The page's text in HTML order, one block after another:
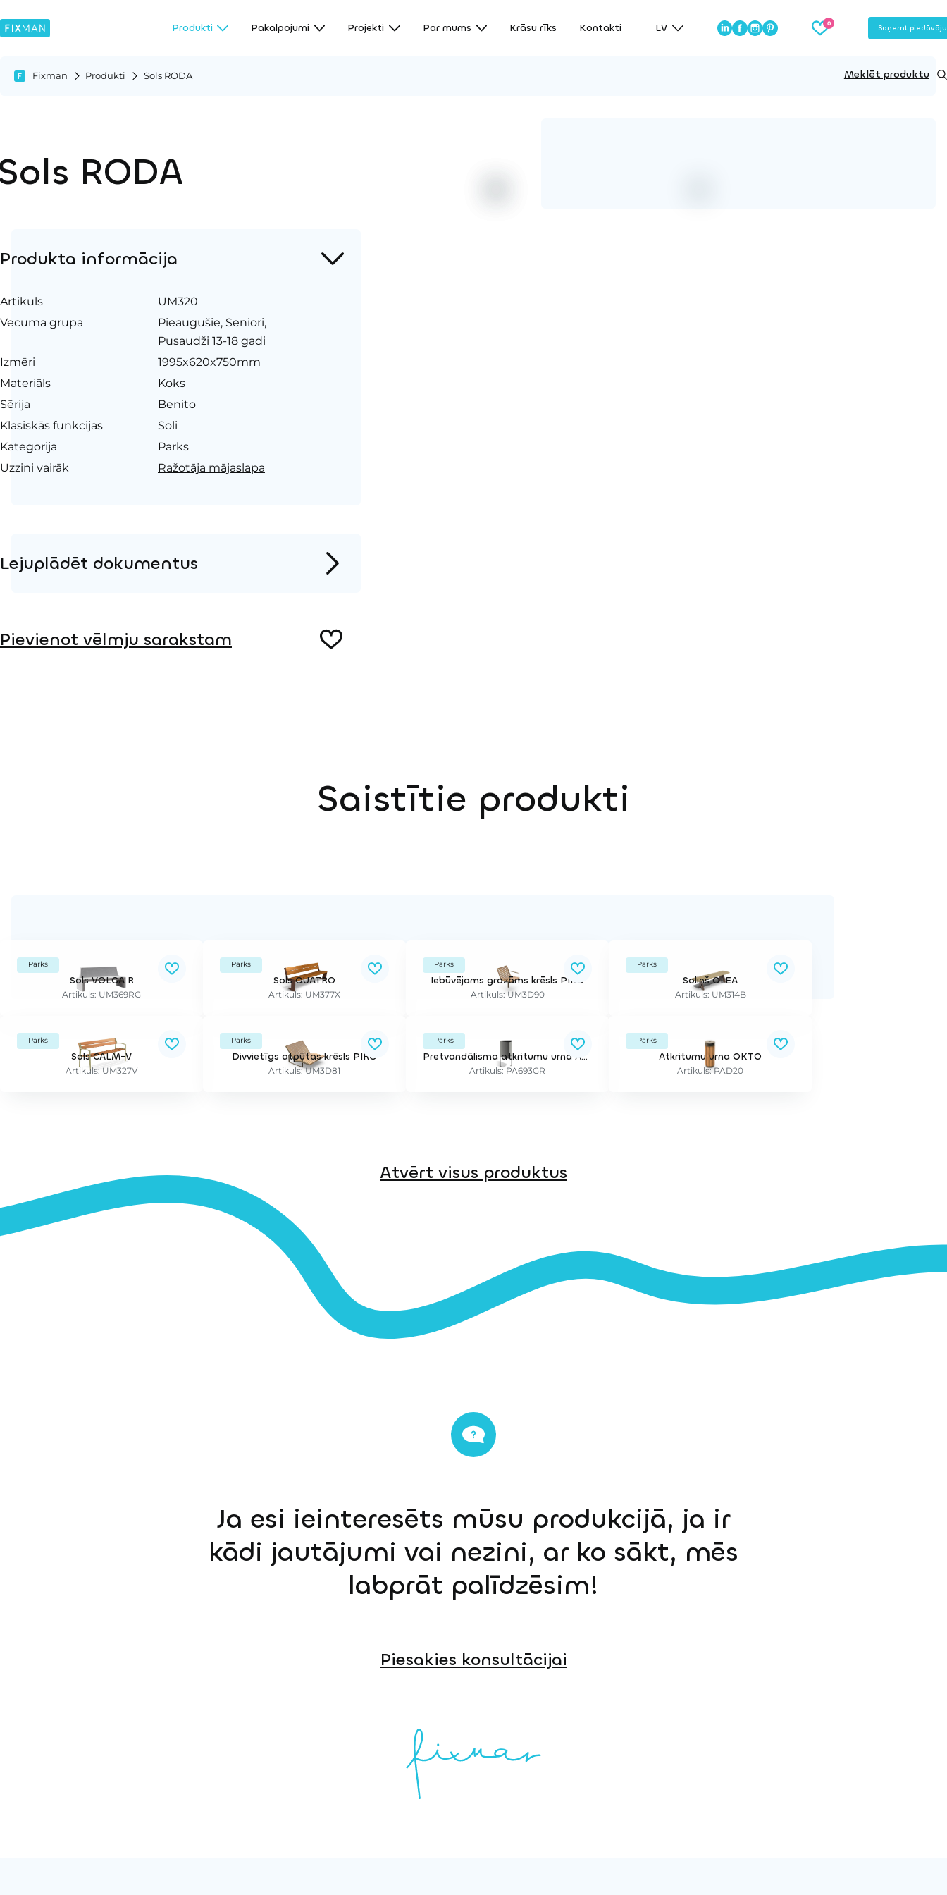
Produkti Pakalpojumi Projekti Par mums Krāsu rīks Kontakti LV Saņemt
Fixman Produkti Sols RODA Meklēt produktu
RODA
Produkta informācija
Artikuls
UM320
Vecuma grupa
Pieaugušie, Seniori,
Pusaudži 13-18 gadi
Izmēri
1995x620x750mm
Materiāls
Koks
Sērija
Benito
Klasiskās funkcijas
Soli
Kategorija
Parks
Uzzini vairāk
Ražotāja mājaslapa
Lejuplādēt dokumentus
Pievienot vēlmju sarakstam
Saistītie produkti
Parks
Sols VOLGA R
Artikuls: UM369RG
Parks
Sols QUATRO
Artikuls: UM377X
Parks
Iebūvējams grozāms krēsls PIRO
Artikuls: UM3D90
Parks
Soliņš OLEA
Artikuls: UM314B
Parks
Sols CALM-V
Artikuls: UM327V
Parks
Divvietīgs atpūtas krēsls PIRO
Artikuls: UM3D81
Parks
Pretvandālisma atkritumu urna ARGO 50
Artikuls: PA693GR
Parks
Atkritumu urna OKTO
Artikuls: PAD20
Atvērt visus produktus
Ja esi ieinteresēts mūsu produkcijā, ja ir
kādi jautājumi vai nezini, ar ko sākt, mēs
labprāt palīdzēsim!
Piesakies konsultācijai